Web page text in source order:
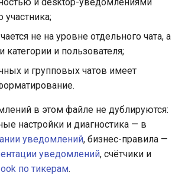
участника;
не на уровне отдельного чата, а
категории и пользователя;
и групповых чатов имеет
в этом файле не дублируются:
настройки и диагностика — в
уведомлений, бизнес-правила —
уведомлений, счётчики и
по тикерам.